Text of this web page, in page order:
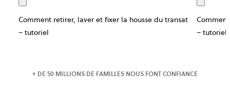
Comment retirer, laver et fixer la housse du transat
– tutoriel
– tutoriel
+ DE 50 MILLIONS DE FAMILLES NOUS FONT CONFIANCE